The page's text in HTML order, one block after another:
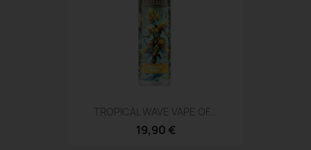
TROPICAL WAVE VAPE OF...
19,90 €